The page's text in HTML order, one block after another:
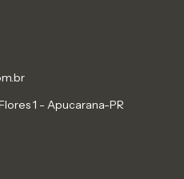
1 - Apucarana-PR